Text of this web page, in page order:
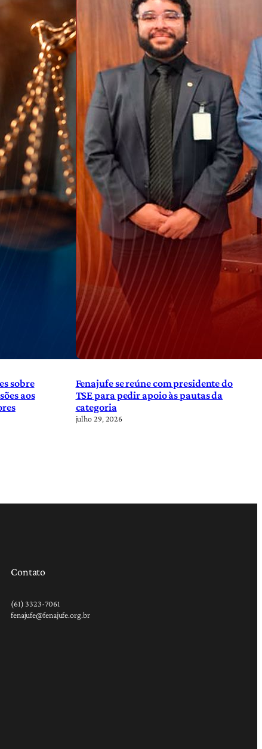
sobre
aos
Fenajufe se reúne com presidente do
TSE para pedir apoio às pautas da
categoria
julho 29, 2026
Contato
(61) 3323-7061
fenajufe@fenajufe.org.br